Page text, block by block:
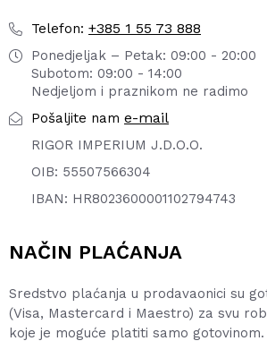
Telefon: +385 1 55 73 888
Ponedjeljak – Petak: 09:00 - 20:00
Subotom: 09:00 - 14:00
Nedjeljom i praznikom ne radimo
Pošaljite nam e-mail
RIGOR IMPERIUM J.D.O.O.
OIB: 55507566304
IBAN: HR8023600001102794743
NAČIN PLAĆANJA
Sredstvo plaćanja u prodavaonici su
(Visa, Mastercard i Maestro) za svu
koje je moguće platiti samo gotovinom.